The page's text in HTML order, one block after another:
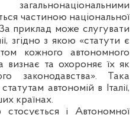
частиною національної
приклад може слугувати
згідно з якою «статути є
кожного автономного
визнає та охороняє їх як
законодавства». Така
автономій в Італії,
країнах.
і Автономної